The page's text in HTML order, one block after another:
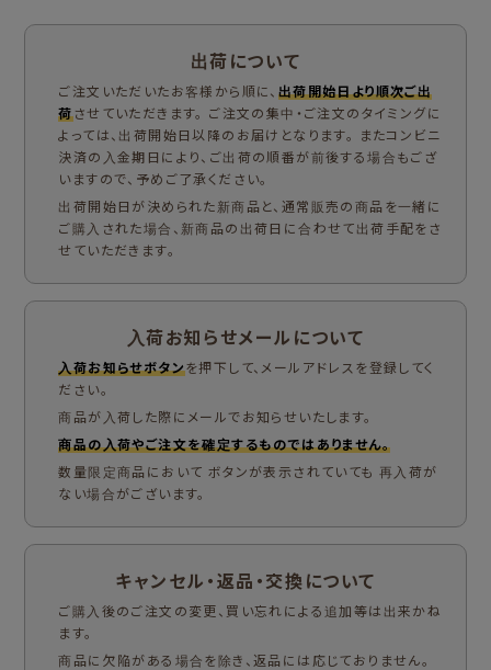
出荷について
ご注文いただいたお客様から順に、 出荷開始日より順次ご出
荷させていただきます。 ご注文の集中・ご注文のタイミングに
よっては、出荷開始日以降のお届けとなります。 またコンビニ
決済の入金期日により、ご出荷の順番が前後する場合もござ
いますので、予めご了承ください。
出荷開始日が決められた新商品と、通常販売の商品を一緒に
ご購入された場合、新商品の出荷日に合わせて出荷手配をさ
せていただきます。
入荷お知らせメールについて
入荷お知らせボタンを押下して、メールアドレスを登録してく
ださい。
商品が入荷した際にメールでお知らせいたします。
商品の入荷やご注文を確定するものではありません。
数量限定商品において ボタンが表示されていても 再入荷が
ない場合がございます。
キャンセル・返品・交換について
ご購入後のご注文の変更、買い忘れによる追加等は出来かね
ます。
商品に欠陥がある場合を除き、返品には応じておりません。